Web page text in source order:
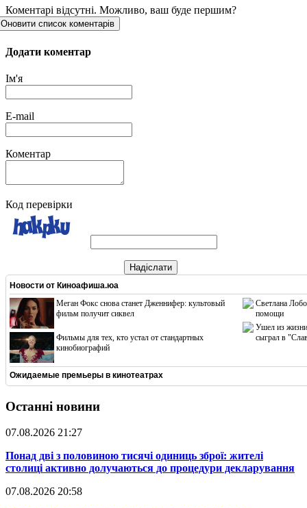
Коментарі відсутні. Можливо, ваш буде першим?
Оновити список коментарів
Додати коментар
Ім'я
E-mail
Коментар
Код перевірки
Надіслати
Новости от Киноафиша.юа
Меган Фокс снова станет Дженнифер: культовый
фильм получит сиквел
Фильмы для тех, кто устал от стандартных
кинобиографий
Светлана
помощи
Ушел из жизни
сыграл в
Ожидаемые премьеры в кинотеатрах
Останні новини
07.08.2026 21:27
​Понад дві з половиною тисячі одиниць зброї: жителі
столиці активно долучаються до процедури декларування
07.08.2026 20:58